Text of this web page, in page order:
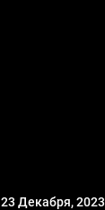
23 Декабря, 2023